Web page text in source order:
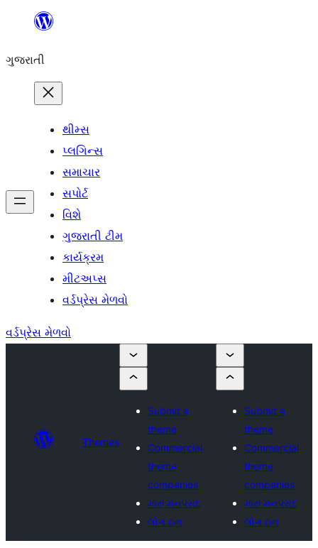
કંટેન્ટ(લખાણ)
જાઓ
ગુજરાતી
થીમ્સ
પ્લગિન્સ
સમાચાર
સપોર્ટ
વિશે
ગુજરાતી ટીમ
કાર્યક્રમ
મીટઅપ્સ
વર્ડપ્રેસ મેળવો
વર્ડપ્રેસ મેળવો
Themes
Submit a
theme
Commercial
theme
companies
મારું મનપસંદ
લોગ ઇન
Submit a
theme
Commercial
theme
companies
મારું મનપસંદ
લોગ ઇન